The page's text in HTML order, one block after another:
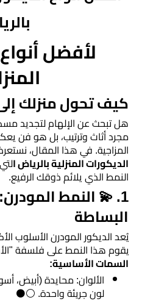
تركيب
ديكور
فوم
الرياض
بناء
ملاحق
الرياض
تركيب
خشب
لأفضل
كيف تحول منزلك
​هل تبحث عن الإلهام لتجديد
مجرد أثاث وترتيب، بل هو فن
المزاجية. في هذا المقال،
الديكورات المنزلية بالرياض ا
النمط الذي يلائم ذوقك الرفيع.
​1. 💫 النمط
البساطة
​يُعد الديكور المودرن الأسلوب
يقوم هذا النمط على فلسفة
​السمات الأساسية:
​الألوان: محايدة (أبيض،
لون جريئة واحدة. ⚪⚫